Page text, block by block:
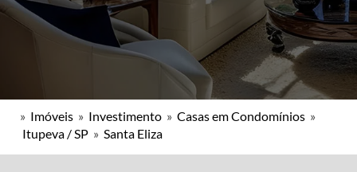
» Imóveis » Investimento » Casas em Condomínios »
Itupeva / SP » Santa Eliza